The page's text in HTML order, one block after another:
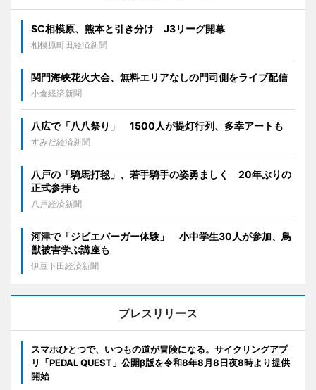
SC相模原、熊本と引き分け J3リーグ開幕
相模原町田経済新聞
関門海峡花火大会、無料エリアなしの門司側をライブ配信
小倉経済新聞
八広で「八八祭り」 1500人が提灯行列、多幸アートも
すみだ経済新聞
八戸の「騎馬打毬」、若手騎手の姿勇ましく 20年ぶりの
正式参拝も
八戸経済新聞
河津で「ジビエバーガー体験」 小中学生30人が参加、鳥
獣被害学ぶ講座も
伊豆下田経済新聞
プレスリリース
スマホひとつで、いつもの道が冒険になる。サイクリングアプ
リ「PEDAL QUEST」公開β版を令和8年8月8日夜8時より提供
開始